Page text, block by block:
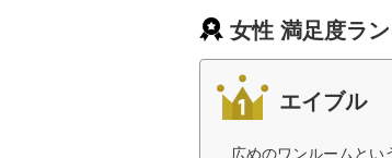
女性 満足度ラ
エイブル
広めのワンルームとい